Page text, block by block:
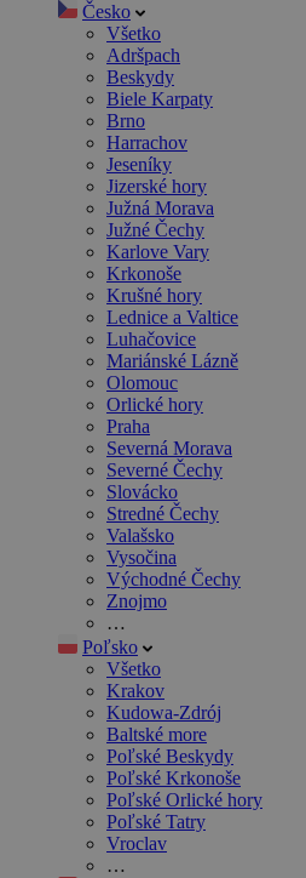
Česko
Všetko
Adršpach
Beskydy
Biele Karpaty
Brno
Harrachov
Jeseníky
Jizerské hory
Južná Morava
Južné Čechy
Karlove Vary
Krkonoše
Krušné hory
Lednice a Valtice
Luhačovice
Mariánské Lázně
Olomouc
Orlické hory
Praha
Severná Morava
Severné Čechy
Slovácko
Stredné Čechy
Valašsko
Vysočina
Východné Čechy
Znojmo
…
Poľsko
Všetko
Krakov
Kudowa-Zdrój
Baltské more
Poľské Beskydy
Poľské Krkonoše
Poľské Orlické hory
Poľské Tatry
Vroclav
…